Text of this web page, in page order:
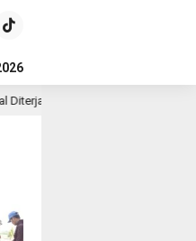
Desak Pemkab Nias Selatan